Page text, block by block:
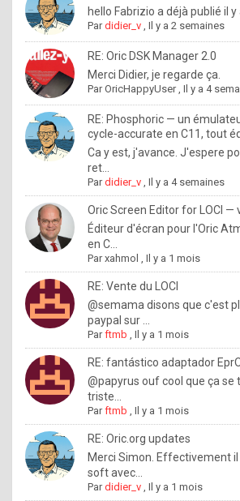
o
l
e
x
.
I
f
y
o
u
w
a
n
t
o
n
o
w
h
hello Fabrizio a déjà publié il y
Pardidier_v ,Il y a 2 semaines
RE: Oric DSK Manager 2.0
Merci Didier, je regarde ça.
ParOricHappyUser,Il y a 4
RE: Phosphoric — un
cycle-accurate en C11, tout
Ca y est, j'avance. J'espere
ret...
Pardidier_v ,Il y a 4 semaines
Oric Screen Editor for LOCI —
Éditeur d'écran pour l'Oric
en C...
Parxahmol ,Il y a 1 mois
RE: Vente du LOCI
@semama disons que c'est
paypal sur ...
Parftmb ,Il y a 1 mois
RE: fantástico adaptador
@papyrus ouf cool que ça
triste...
Parftmb ,Il y a 1 mois
RE: Oric.org updates
Merci Simon. Effectivement
soft avec...
Pardidier_v ,Il y a 1 mois